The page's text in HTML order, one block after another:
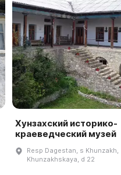
Хунзахский историко-
краеведческий музей
Resp Dagestan, s Khunzakh,
Khunzakhskaya, d 22